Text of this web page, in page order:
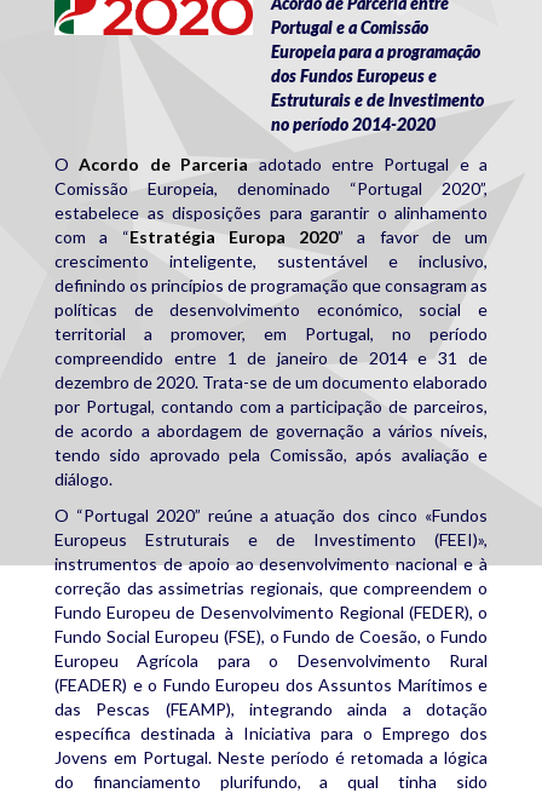
Portugal e a Comissão
Europeia para a programação
dos Fundos Europeus e
Estruturais e de Investimento
no período 2014-2020
OAcordo de Parceria adotado entre Portugal e a
Comissão Europeia, denominado “Portugal 2020”,
estabelece as disposições para garantir o alinhamento
com a “Estratégia Europa 2020” a favor de um
crescimento inteligente, sustentável e inclusivo,
definindo os princípios de programação que consagram as
políticas de desenvolvimento económico, social e
territorial a promover, em Portugal, no período
compreendido entre 1 de janeiro de 2014 e 31 de
dezembro de 2020. Trata-se de um documento elaborado
por Portugal, contando com a participação de parceiros,
de acordo a abordagem de governação a vários níveis,
tendo sido aprovado pela Comissão, após avaliação e
diálogo.
O “Portugal 2020” reúne a atuação dos cinco «Fundos
Europeus Estruturais e de Investimento (FEEI)»,
instrumentos de apoio ao desenvolvimento nacional e à
correção das assimetrias regionais, que compreendem o
Fundo Europeu de Desenvolvimento Regional (FEDER), o
Fundo Social Europeu (FSE), o Fundo de Coesão, o Fundo
Europeu Agrícola para o Desenvolvimento Rural
(FEADER) e o Fundo Europeu dos Assuntos Marítimos e
das Pescas (FEAMP), integrando ainda a dotação
específica destinada à Iniciativa para o Emprego dos
Jovens em Portugal. Neste período é retomada a lógica
do financiamento plurifundo, a qual tinha sido